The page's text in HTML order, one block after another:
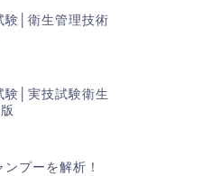
験│衛生管理技術
験│実技試験衛生
プーを解析！